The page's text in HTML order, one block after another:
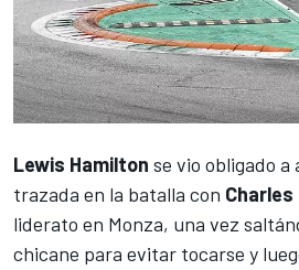
Lewis Hamilton se vio obligado
trazada en la batalla con
liderato en Monza, una vez
chicane para evitar tocarse y